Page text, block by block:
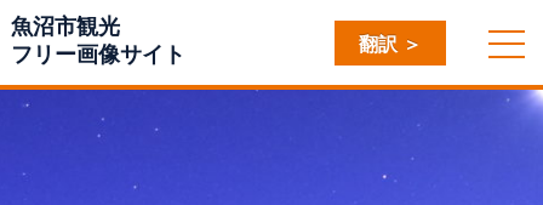
魚沼市観光
フリー画像サイト
翻訳 ＞